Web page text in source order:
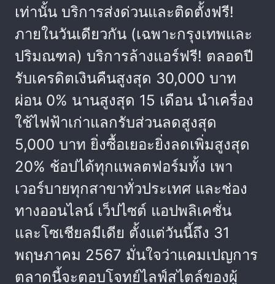
เท่านั้น บริการส่งด่วนและติดตั้งฟรี!
ภายในวันเดียวกัน (เฉพาะกรุงเทพและ
ปริมณฑล) บริการล้างแอร์ฟรี! ตลอดปี
รับเครดิตเงินคืนสูงสุด 30,000 บาท
ผ่อน 0% นานสูงสุด 15 เดือน นำเครื่อง
ใช้ไฟฟ้าเก่าแลกรับส่วนลดสูงสุด
5,000 บาท ยิ่งซื้อเยอะยิ่งลดเพิ่มสูงสุด
20% ช้อปได้ทุกแพลตฟอร์มทั้ง เพา
เวอร์บายทุกสาขาทั่วประเทศ และช่อง
ทางออนไลน์ เว็ปไซต์ แอปพลิเคชั่น
และโซเชียลมีเดีย ตั้งแต่วันนี้ถึง 31
พฤษภาคม 2567 มั่นใจว่าแคมเปญการ
ตลาดนี้จะตอบโจทย์ไลฟ์สไตล์ของผู้